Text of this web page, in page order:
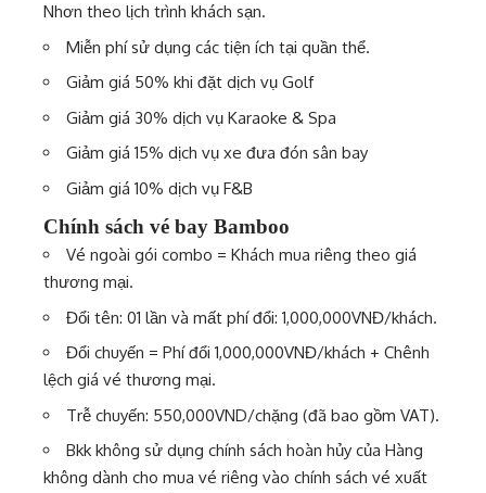
Nhơn theo lịch trình khách sạn.
Miễn phí sử dụng các tiện ích tại quần thể.
Giảm giá 50% khi đặt dịch vụ Golf
Giảm giá 30% dịch vụ Karaoke & Spa
Giảm giá 15% dịch vụ xe đưa đón sân bay
Giảm giá 10% dịch vụ F&B
Chính sách vé bay Bamboo
Vé ngoài gói combo = Khách mua riêng theo giá
thương mại.
Đổi tên: 01 lần và mất phí đổi: 1,000,000VNĐ/khách.
Đổi chuyến = Phí đổi 1,000,000VNĐ/khách + Chênh
lệch giá vé thương mại.
Trễ chuyến: 550,000VND/chặng (đã bao gồm VAT).
Bkk không sử dụng chính sách hoàn hủy của Hàng
không dành cho mua vé riêng vào chính sách vé xuất